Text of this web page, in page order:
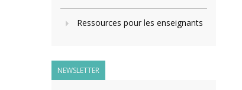
Ressources pour les enseignants
NEWSLETTER